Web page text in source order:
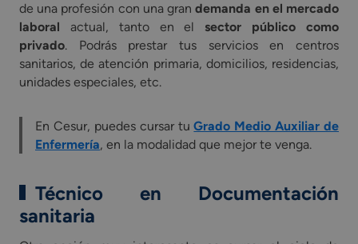
de una profesión con una grandemanda en el mercado
laboral actual, tanto en elsector público como
privado. Podrás prestar tus servicios en centros
sanitarios, de atención primaria, domicilios, residencias,
unidades especiales, etc.
En Cesur, puedes cursar tuGrado Medio Auxiliar de
Enfermería, en la modalidad que mejor te venga.
Técnico en Documentación
sanitaria